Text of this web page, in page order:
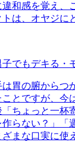
和感を覚え、
トは、オヤジに
でもデキる・
は胃の腑から
とですが、今
「ちょっと一杯
らない？」「
ざまな口実に使